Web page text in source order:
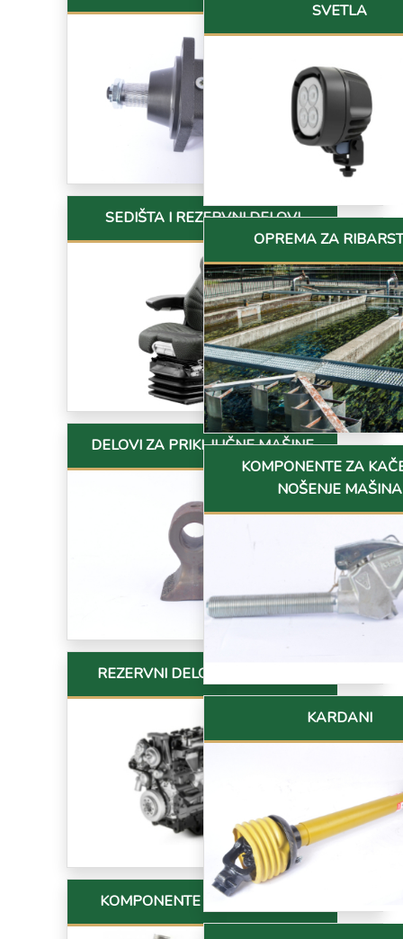
SEDIŠTA I REZERVNI DELOVI
DELOVI ZA PRIKLJUČNE MAŠINE
REZERVNI DELOVI ZA MOTORE
KOMPONENTE KLIME I CREVA
SVETLA
OPREMA ZA
KOMPONENTE ZA
NOŠENJE MAŠINA
KARDANI